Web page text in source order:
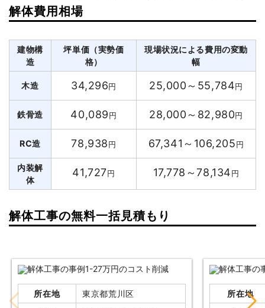
解体費用相場
建物構
造
坪単価（実勢価
格）
現場状況による費用の変動
幅
木造 34,296円 25,000～55,784円
鉄骨造 40,089円 28,000～82,980円
RC造 78,938円 67,341～106,205円
内装解
体
41,727円 17,778～78,134円
解体工事の無料一括見積もり
所在地
東京都荒川区
所在地